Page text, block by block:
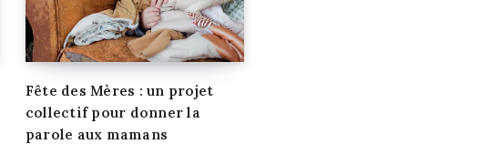
Fête des Mères : un projet
collectif pour donner la
parole aux mamans